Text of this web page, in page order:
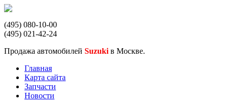
(495) 080-10-00
(495) 021-42-24
Продажа автомобилей Suzuki в Москве.
Главная
Карта сайта
Запчасти
Новости